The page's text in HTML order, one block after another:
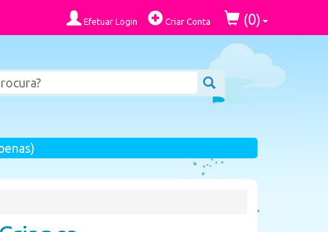
Efetuar Login Criar Conta (0)